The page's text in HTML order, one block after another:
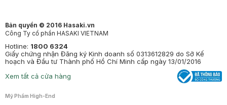
Bản quyền © 2016 Hasaki.vn
Công Ty cổ phần HASAKI VIETNAM
Hotline: 1800 6324
Giấy chứng nhận Đăng ký Kinh doanh số 0313612829 do Sở Kế
hoạch và Đầu tư Thành phố Hồ Chí Minh cấp ngày 13/01/2016
Xem tất cả cửa hàng
Mỹ Phẩm High-End